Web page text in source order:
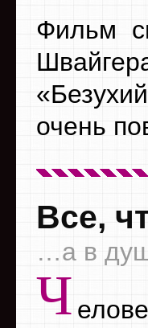
Фильм
очень
Все,
…а в
Ч